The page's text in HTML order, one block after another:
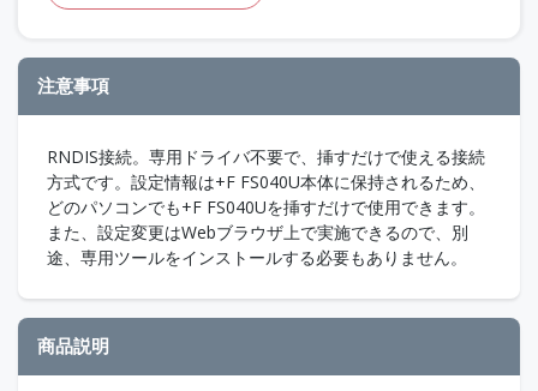
注意事項
RNDIS接続。専用ドライバ不要で、挿すだけで使える接続
方式です。設定情報は+F FS040U本体に保持されるため、
どのパソコンでも+F FS040Uを挿すだけで使用できます。
また、設定変更はWebブラウザ上で実施できるので、別
途、専用ツールをインストールする必要もありません。
商品説明